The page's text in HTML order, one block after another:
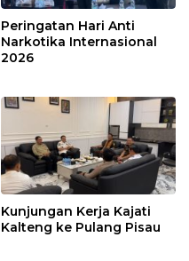
Peringatan Hari Anti
Narkotika Internasional
2026
Kunjungan Kerja Kajati
Kalteng ke Pulang Pisau